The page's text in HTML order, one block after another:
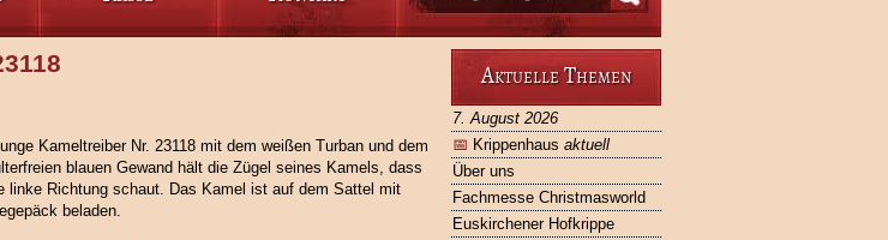
Aktuelle Themen
7. August 2026
📅 Krippenhaus aktuell
Über uns
Fachmesse Christmasworld
Euskirchener Hofkrippe
Kameltreiber Nr. 23118 mit dem weißen Turban und dem
blauen Gewand hält die Zügel seines Kamels, dass
linke Richtung schaut. Das Kamel ist auf dem Sattel mit
beladen.